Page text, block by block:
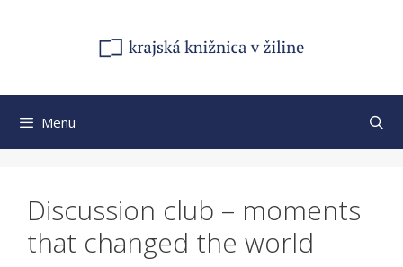
Menu
Discussion club – moments
that changed the world